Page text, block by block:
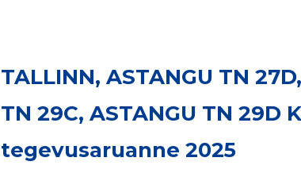
TALLINN, ASTANGU TN
TN 29C, ASTANGU TN 29D
tegevusaruanne 2025